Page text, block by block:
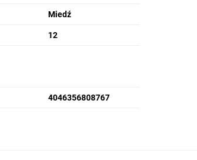
Miedź
12
4046356808767